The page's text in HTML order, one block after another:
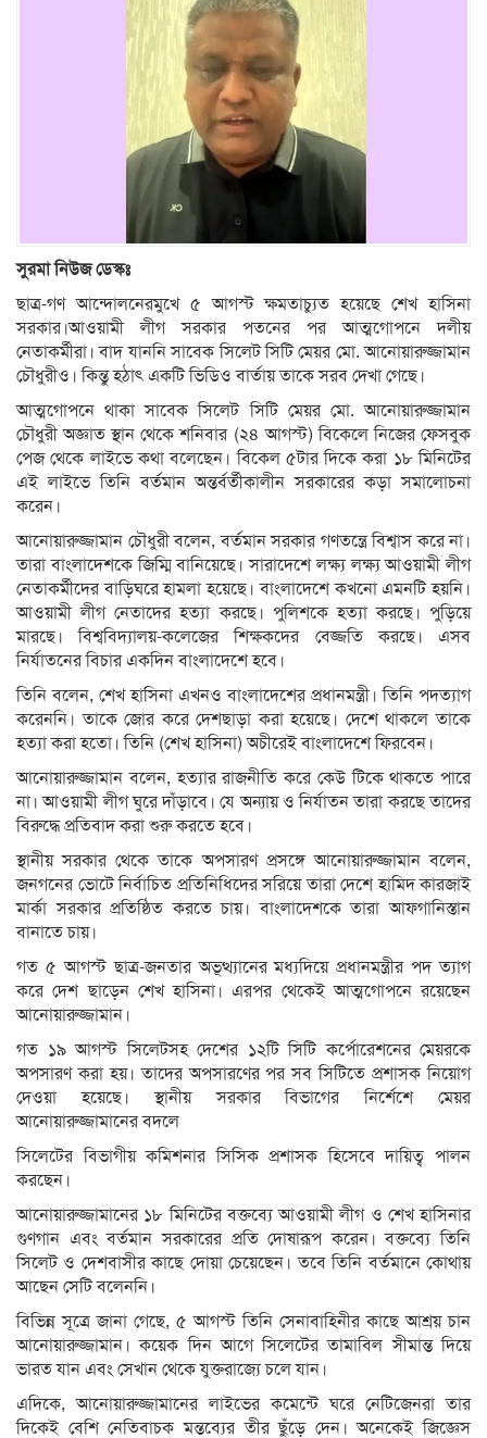
সুরমা নিউজ ডেস্কঃ
ছাত্র-গণ আন্দোলনেরমুখে ৫ আগস্ট ক্ষমতাচ্যুত হয়েছে শেখ হাসিনা
সরকার।আওয়ামী লীগ সরকার পতনের পর আত্মগোপনে দলীয়
নেতাকর্মীরা। বাদ যাননি সাবেক সিলেট সিটি মেয়র মো. আনোয়ারুজ্জামান
চৌধুরীও। কিন্তু হঠাৎ একটি ভিডিও বার্তায় তাকে সরব দেখা গেছে।
আত্মগোপনে থাকা সাবেক সিলেট সিটি মেয়র মো. আনোয়ারুজ্জামান
চৌধুরী অজ্ঞাত স্থান থেকে শনিবার (২৪ আগস্ট) বিকেলে নিজের ফেসবুক
পেজ থেকে লাইভে কথা বলেছেন। বিকেল ৫টার দিকে করা ১৮ মিনিটের
এই লাইভে তিনি বর্তমান অন্তর্বর্তীকালীন সরকারের কড়া সমালোচনা
করেন।
আনোয়ারুজ্জামান চৌধুরী বলেন, বর্তমান সরকার গণতন্ত্রে বিশ্বাস করে না।
তারা বাংলাদেশকে জিম্মি বানিয়েছে। সারাদেশে লক্ষ্য লক্ষ্য আওয়ামী লীগ
নেতাকর্মীদের বাড়িঘরে হামলা হয়েছে। বাংলাদেশে কখনো এমনটি হয়নি।
আওয়ামী লীগ নেতাদের হত্যা করছে। পুলিশকে হত্যা করছে। পুড়িয়ে
মারছে। বিশ্ববিদ্যালয়-কলেজের শিক্ষকদের বেজ্জতি করছে। এসব
নির্যাতনের বিচার একদিন বাংলাদেশে হবে।
তিনি বলেন, শেখ হাসিনা এখনও বাংলাদেশের প্রধানমন্ত্রী। তিনি পদত্যাগ
করেননি। তাকে জোর করে দেশছাড়া করা হয়েছে। দেশে থাকলে তাকে
হত্যা করা হতো। তিনি (শেখ হাসিনা) অচীরেই বাংলাদেশে ফিরবেন।
আনোয়ারুজ্জামান বলেন, হত্যার রাজনীতি করে কেউ টিকে থাকতে পারে
না। আওয়ামী লীগ ঘুরে দাঁড়াবে। যে অন্যায় ও নির্যাতন তারা করছে তাদের
বিরুদ্ধে প্রতিবাদ করা শুরু করতে হবে।
স্থানীয় সরকার থেকে তাকে অপসারণ প্রসঙ্গে আনোয়ারুজ্জামান বলেন,
জনগনের ভোটে নির্বাচিত প্রতিনিধিদের সরিয়ে তারা দেশে হামিদ কারজাই
মার্কা সরকার প্রতিষ্ঠিত করতে চায়। বাংলাদেশকে তারা আফগানিস্তান
বানাতে চায়।
গত ৫ আগস্ট ছাত্র-জনতার অভূত্থ্যানের মধ্যদিয়ে প্রধানমন্ত্রীর পদ ত্যাগ
করে দেশ ছাড়েন শেখ হাসিনা। এরপর থেকেই আত্মগোপনে রয়েছেন
আনোয়ারুজ্জামান।
গত ১৯ আগস্ট সিলেটসহ দেশের ১২টি সিটি কর্পোরেশনের মেয়রকে
অপসারণ করা হয়। তাদের অপসারণের পর সব সিটিতে প্রশাসক নিয়োগ
দেওয়া হয়েছে। স্থানীয় সরকার বিভাগের নির্শেশে মেয়র
আনোয়ারুজ্জামানের বদলে
সিলেটের বিভাগীয় কমিশনার সিসিক প্রশাসক হিসেবে দায়িত্ব পালন
করছেন।
আনোয়ারুজ্জামানের ১৮ মিনিটের বক্তব্যে আওয়ামী লীগ ও শেখ হাসিনার
গুণগান এবং বর্তমান সরকারের প্রতি দোষারূপ করেন। বক্তব্যে তিনি
সিলেট ও দেশবাসীর কাছে দোয়া চেয়েছেন। তবে তিনি বর্তমানে কোথায়
আছেন সেটি বলেননি।
বিভিন্ন সূত্রে জানা গেছে, ৫ আগস্ট তিনি সেনাবাহিনীর কাছে আশ্রয় চান
আনোয়ারুজ্জামান। কয়েক দিন আগে সিলেটের তামাবিল সীমান্ত দিয়ে
ভারত যান এবং সেখান থেকে যুক্তরাজ্যে চলে যান।
এদিকে, আনোয়ারুজ্জামানের লাইভের কমেন্টে ঘরে নেটিজেনরা তার
দিকেই বেশি নেতিবাচক মন্তব্যের তীর ছুঁড়ে দেন। অনেকেই জিজ্ঞেস